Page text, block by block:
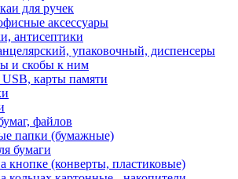
для ручек
аксессуары
антисептики
упаковочный, диспенсеры
и скобы к ним
карты памяти
файлов
папки (бумажные)
бумаги
кнопке (конверты, пластиковые)